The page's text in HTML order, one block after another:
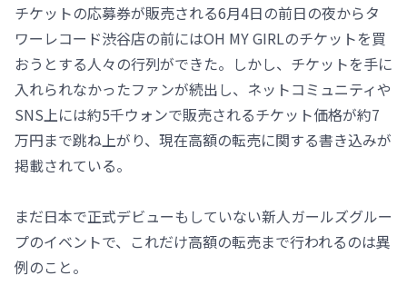
チケットの応募券が販売される6月4日の前日の夜からタ
ワーレコード渋谷店の前にはOH MY GIRLのチケットを買
おうとする人々の行列ができた。しかし、チケットを手に
入れられなかったファンが続出し、ネットコミュニティや
SNS上には約5千ウォンで販売されるチケット価格が約7
万円まで跳ね上がり、現在高額の転売に関する書き込みが
掲載されている。
まだ日本で正式デビューもしていない新人ガールズグルー
プのイベントで、これだけ高額の転売まで行われるのは異
例のこと。